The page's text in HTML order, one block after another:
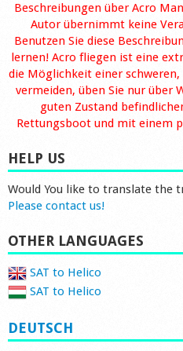
Beschreibungen über Acro
Autor übernimmt keine
Benutzen Sie diese
lernen! Acro fliegen ist eine
die Möglichkeit einer
vermeiden, üben Sie nur über
guten Zustand
Rettungsboot und mit einem
HELP US
Would You like to translate the
Please contact us!
OTHER LANGUAGES
SAT to Helico
SAT to Helico
DEUTSCH